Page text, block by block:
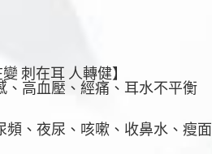
刺在耳 人轉健】
、高血壓、經痛、耳水不平衡
、夜尿、咳嗽、收鼻水、瘦面